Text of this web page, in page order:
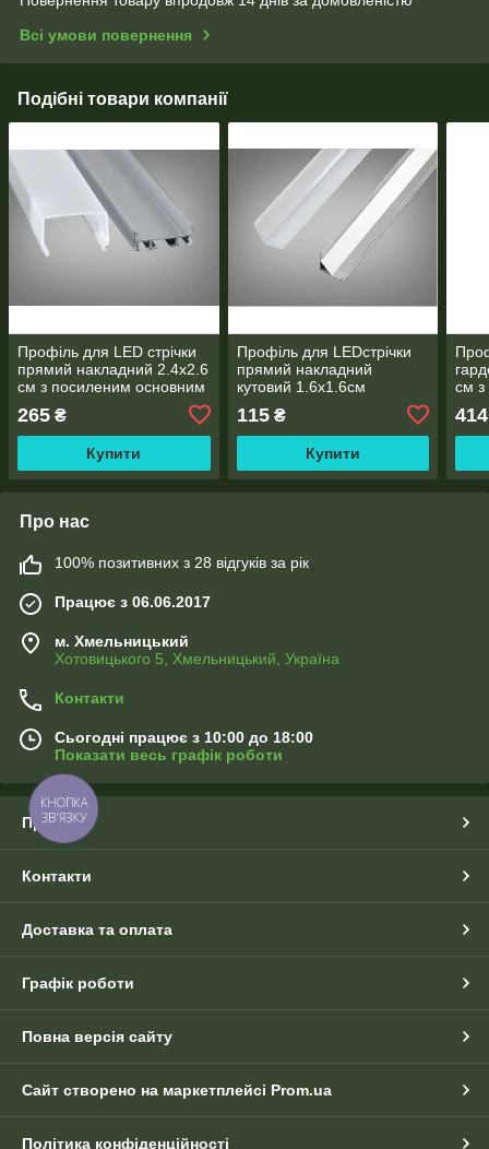
Всі умови повернення
Подібні товари компанії
Профіль для LED стрічки
прямий накладний 2.4х2.6
см з посиленим основним
каналом 2м
265 ₴
Купити
Профіль для LEDстрічки
прямий накладний
кутовий 1.6х1.6см
115₴
Купити
см з
414
Про нас
100% позитивних з 28 відгуків за рік
Працює з 06.06.2017
м. Хмельницький
Хотовицького 5, Хмельницький, Україна
Контакти
Сьогодні працює з 10:00 до 18:00
Показати весь графік роботи
Про нас
Контакти
Доставка та оплата
Графік роботи
Повна версія сайту
Сайт створено на маркетплейсі Prom.ua
Політика конфіденційності
КНОПКА
ЗВ'ЯЗКУ